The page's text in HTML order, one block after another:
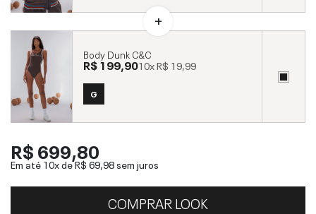
Body Dunk C&C
R$ 199,9010xR$ 19,99
G
R$ 699,80
Em até 10x deR$ 69,98sem juros
COMPRAR LOOK